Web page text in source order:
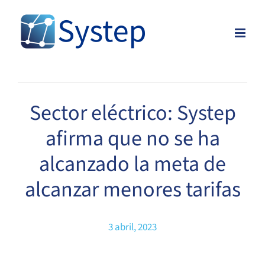
content
Sector eléctrico: Systep
afirma que no se ha
alcanzado la meta de
alcanzar menores tarifas
3 abril, 2023